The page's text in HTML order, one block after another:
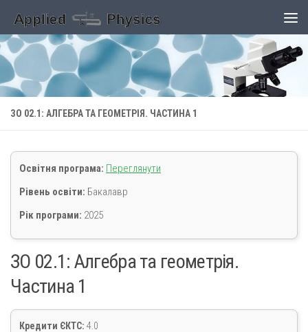
Skip to content
ЗО 02.1: АЛГЕБРА ТА ГЕОМЕТРІЯ. ЧАСТИНА 1
Освітня програма: Переглянути
Рівень освіти: Бакалавр
Рік програми: 2025
ЗО 02.1: Алгебра та геометрія.
Частина 1
Кредити ЄКТС: 4.0